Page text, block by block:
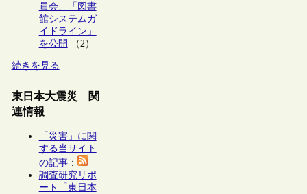
員会、「図書
館システムガ
イドライン」
を公開
（2）
続きを見る
東日本大震災 関
連情報
「災害」に関
する当サイト
の記事：
調査研究リポ
ート「東日本